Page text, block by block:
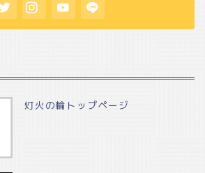
灯火の輪トップページ